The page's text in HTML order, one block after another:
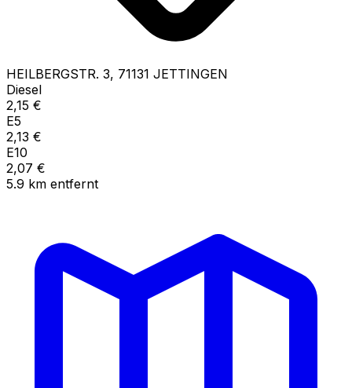
HEILBERGSTR. 3, 71131 JETTINGEN
Diesel
2,15 €
E5
2,13 €
E10
2,07 €
5.9 km entfernt